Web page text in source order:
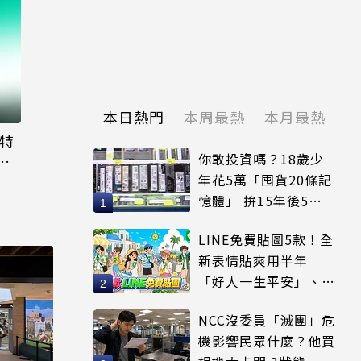
本日熱門 本周最熱 本月最熱
你敢投資嗎？18歲少
年花5萬「囤貨20條記
憶體」 拚15年後5倍
LINE免費貼圖5款！全
新表情貼爽用半年
「好人一生平安」、
NCC沒委員「滅團」危
機影響民眾什麼？他買